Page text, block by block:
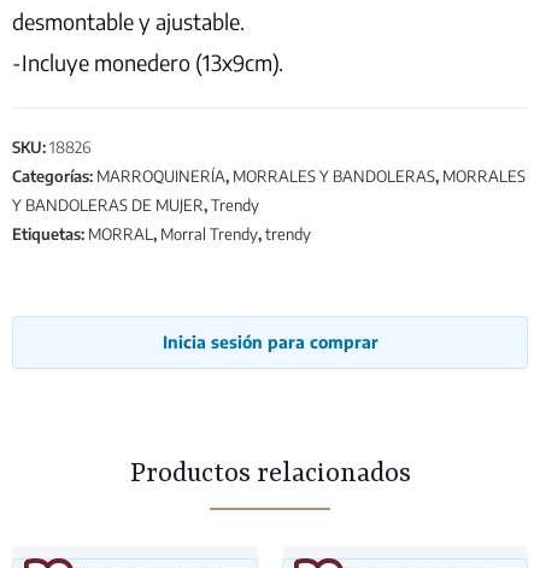
desmontable y ajustable.
-Incluye monedero (13x9cm).
SKU:18826
Categorías: MARROQUINERÍA, MORRALES Y BANDOLERAS, MORRALES
Y BANDOLERAS DE MUJER,Trendy
Etiquetas: MORRAL, Morral Trendy,trendy
Inicia sesión para comprar
Productos relacionados